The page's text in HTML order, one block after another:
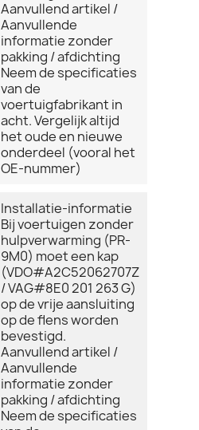
Aanvullend artikel /
Aanvullende
informatie zonder
pakking / afdichting
Neem de specificaties
van de
voertuigfabrikant in
acht. Vergelijk altijd
het oude en nieuwe
onderdeel (vooral het
OE-nummer)
Installatie-informatie
Bij voertuigen zonder
hulpverwarming (PR-
9M0) moet een kap
(VDO#A2C52062707Z
/ VAG#8E0 201 263 G)
op de vrije aansluiting
op de flens worden
bevestigd.
Aanvullend artikel /
Aanvullende
informatie zonder
pakking / afdichting
Neem de specificaties